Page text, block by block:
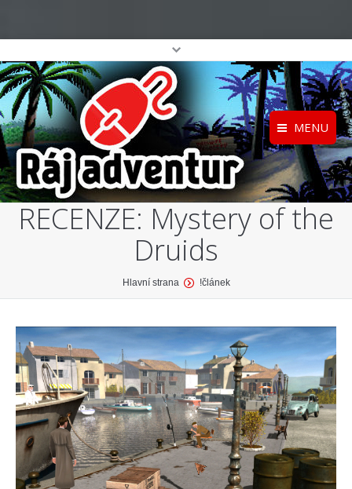
MENU
Registrace
Přihlášení
Home
O projektu
Katalog her
RECENZE: Mystery of the
Druids
Hlavní strana !článek